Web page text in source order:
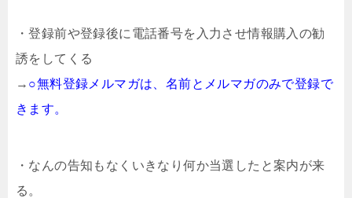
・登録前や登録後に電話番号を入力させ情報購入の勧
誘をしてくる
→ ○無料登録メルマガは、名前とメルマガのみで登録で
きます。
・なんの告知もなくいきなり何か当選したと案内が来
る。